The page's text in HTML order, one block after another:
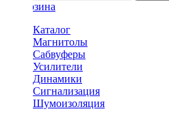
Каталог
Магнитолы
Сабвуферы
Усилители
Динамики
Сигнализация
Шумоизоляция